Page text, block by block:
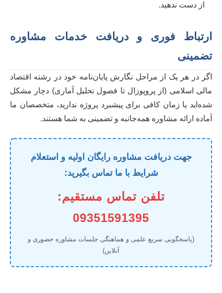
از دست ندهید.
ارتباط فوری و دریافت خدمات مشاوره
تضمینی
اگر در هر یک از مراحل نگارش پایان‌نامه خود در رشته اقتصاد
مالی اسلامی (از پروپوزال تا فصول تحلیل آماری) دچار مشکل
شده‌اید یا زمان کافی برای پیشبرد پروژه ندارید، متخصصان ما
آماده ارائه مشاوره همه‌جانبه و تضمینی به شما هستند.
جهت دریافت مشاوره رایگان اولیه و استعلام
شرایط با ما تماس بگیرید:
تلفن تماس مستقیم:
09351591395
(پاسخگویی سریع علمی و هماهنگی جلسات مشاوره حضوری و
آنلاین)